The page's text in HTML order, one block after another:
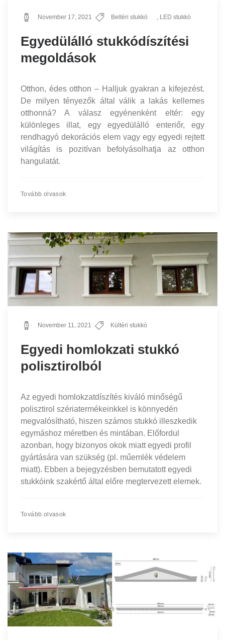
November 17, 2021 Beltéri stukkó , LED stukkó
Egyedülálló stukkódíszítési
megoldások
Otthon, édes otthon – Halljuk gyakran a kifejezést.
De milyen tényezők által válik a lakás kellemes
otthonná? A válasz egyénenként eltér: egy
különleges illat, egy egyedülálló enteriőr, egy
rendhagyó dekorációs elem vagy egy egyedi rejtett
világítás is pozitívan befolyásolhatja az otthon
hangulatát.
Tovább olvasok
November 11, 2021 Kültéri stukkó
Egyedi homlokzati stukkó
polisztirolból
Az egyedi homlokzatdíszítés kiváló minőségű
polisztirol szériatermékeinkkel is könnyedén
megvalósítható, hiszen számos stukkó illeszkedik
egymáshoz méretben és mintában. Előfordul
azonban, hogy bizonyos okok miatt egyedi profil
gyártására van szükség (pl. műemlék védelem
miatt). Ebben a bejegyzésben bemutatott egyedi
stukkóink szakértő által előre megtervezett elemek.
Tovább olvasok